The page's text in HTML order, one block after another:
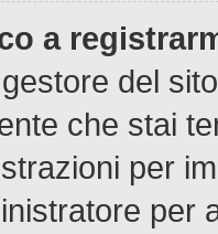
a
del
che stai
per
per